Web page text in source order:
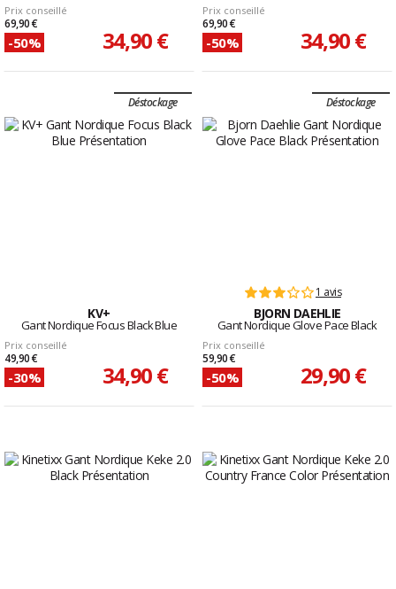
Prix conseillé
69,90 €
-50% 34,90 €
Prix conseillé
69,90 €
-50% 34,90 €
Déstockage
KV+
Gant Nordique Focus Black Blue
Prix conseillé
49,90 €
-30% 34,90 €
Déstockage
1 avis
BJORN DAEHLIE
Gant Nordique Glove Pace Black
Prix conseillé
59,90 €
-50% 29,90 €